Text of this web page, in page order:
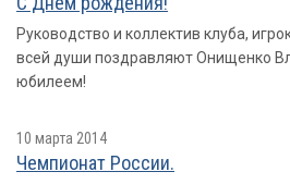
Руководство и коллектив клуба,
всей души поздравляют Онищенко
юбилеем!
10 марта 2014
Чемпионат России.